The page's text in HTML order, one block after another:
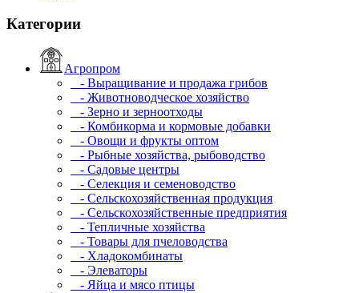
Категории
Агропром
- Выращивание и продажа грибов
- Животноводческое хозяйство
- Зерно и зерноотходы
- Комбикорма и кормовые добавки
- Овощи и фрукты оптом
- Рыбные хозяйства, рыбоводство
- Садовые центры
- Селекция и семеноводство
- Сельскохозяйственная продукция
- Сельскохозяйственные предприятия
- Тепличные хозяйства
- Товары для пчеловодства
- Хладокомбинаты
- Элеваторы
- Яйца и мясо птицы